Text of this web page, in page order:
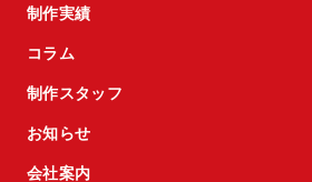
制作実績
コラム
制作スタッフ
お知らせ
会社案内